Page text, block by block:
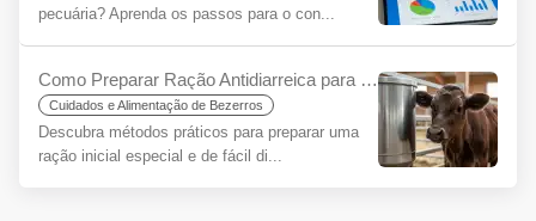
pecuária? Aprenda os passos para o con...
Como Preparar Ração Antidiarreica para Bezerros? O Segredo para um Começo Saudável
Cuidados e Alimentação de Bezerros
Descubra métodos práticos para preparar uma
ração inicial especial e de fácil di...